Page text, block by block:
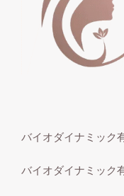
バイオダイナミック
バイオダイナミック